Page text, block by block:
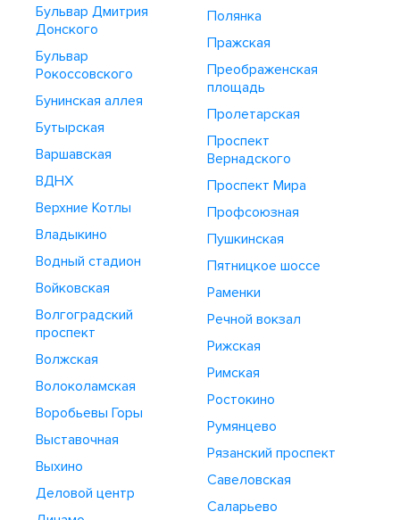
Бульвар Дмитрия
Донского
Бульвар
Рокоссовского
Бунинская аллея
Бутырская
Варшавская
ВДНХ
Верхние Котлы
Владыкино
Водный стадион
Войковская
Волгоградский
проспект
Волжская
Волоколамская
Воробьевы Горы
Выставочная
Выхино
Деловой центр
Полянка
Пражская
Преображенская
площадь
Пролетарская
Проспект
Вернадского
Проспект Мира
Профсоюзная
Пушкинская
Пятницкое шоссе
Раменки
Речной вокзал
Рижская
Римская
Ростокино
Румянцево
Рязанский проспект
Савеловская
Саларьево